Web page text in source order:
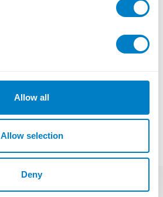
Allow all
Allow selection
Deny